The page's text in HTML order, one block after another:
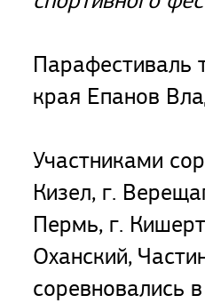
Парафестиваль
края Епанов
Участниками
Кизел, г.
Пермь, г.
Оханский,
соревновались